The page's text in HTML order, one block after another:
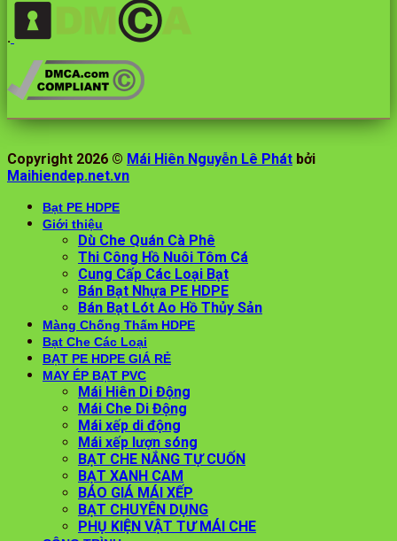
.
Copyright 2026 © Mái Hiên Nguyễn Lê Phát bởi
Maihiendep.net.vn
Bạt PE HDPE
Giới thiệu
Dù Che Quán Cà Phê
Thi Công Hồ Nuôi Tôm Cá
Cung Cấp Các Loại Bạt
Bán Bạt Nhựa PE HDPE
Bán Bạt Lót Ao Hồ Thủy Sản
Màng Chống Thấm HDPE
Bạt Che Các Loại
BẠT PE HDPE GIÁ RẺ
MAY ÉP BẠT PVC
Mái Hiên Di Động
Mái Che Di Động
Mái xếp di động
Mái xếp lượn sóng
BẠT CHE NẮNG TỰ CUỐN
BẠT XANH CAM
BÁO GIÁ MÁI XẾP
BẠT CHUYÊN DỤNG
PHỤ KIỆN VẬT TƯ MÁI CHE